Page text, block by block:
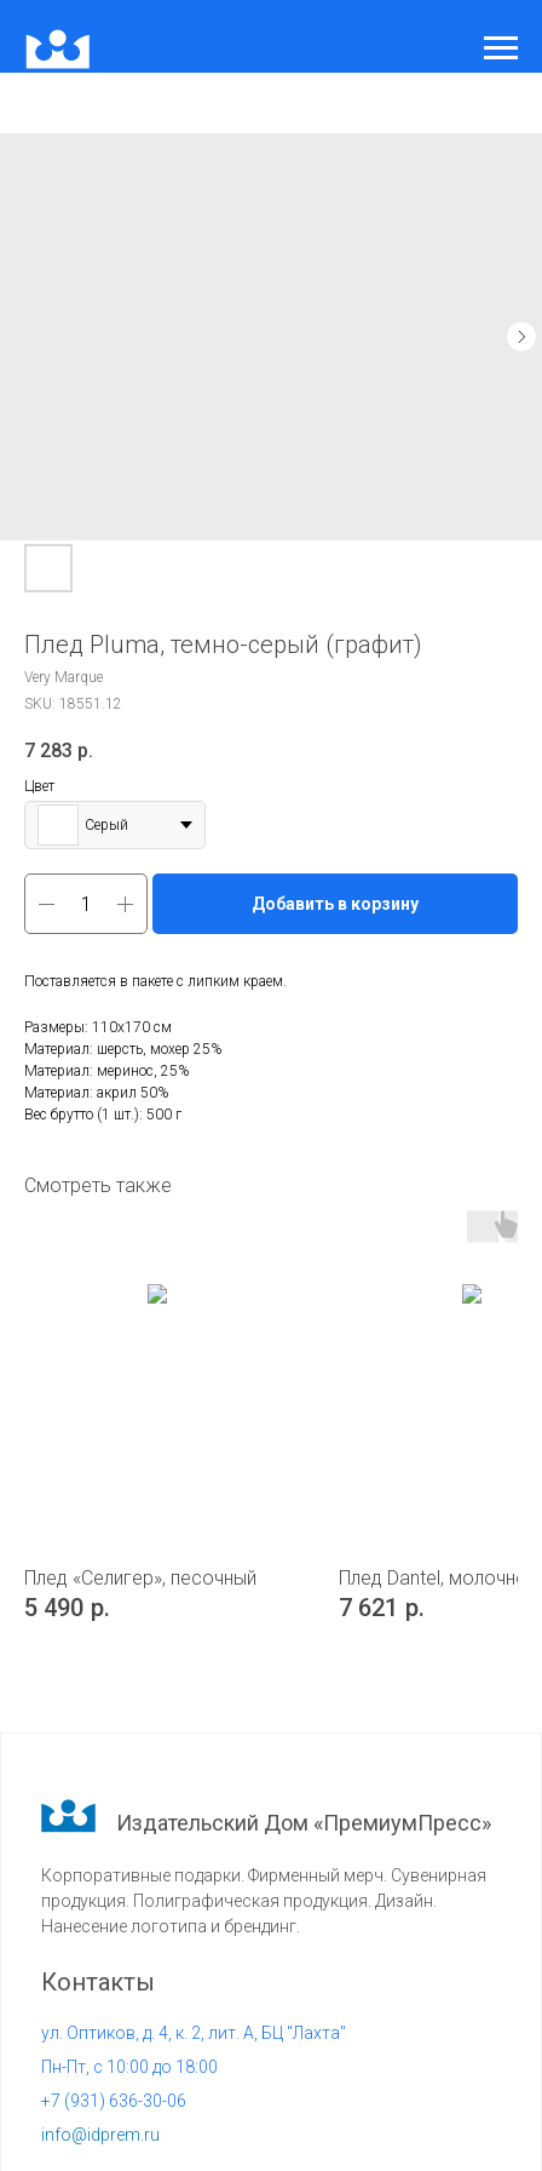
Плед Pluma, темно-серый (графит)
Very Marque
SKU: 18551.12
7 283 р.
Цвет
Серый
Добавить в корзину
Поставляется в пакете с липким краем.
Размеры: 110х170 см
Материал: шерсть, мохер 25%
Материал: меринос, 25%
Материал: акрил 50%
Вес брутто (1 шт.): 500 г
Смотреть также
Плед «Селигер», песочный
5 490 р.
Плед Dantel, молочно-
7 621 р.
Издательский Дом «ПремиумПресс»
Корпоративные подарки. Фирменный мерч. Сувенирная
продукция. Полиграфическая продукция. Дизайн.
Нанесение логотипа и брендинг.
info@idprem.ru
Контакты
+7 (931) 636-30-06
ул. Оптиков, д. 4, к. 2, лит. А, БЦ "Лахта"
Пн-Пт, с 10:00 до 18:00